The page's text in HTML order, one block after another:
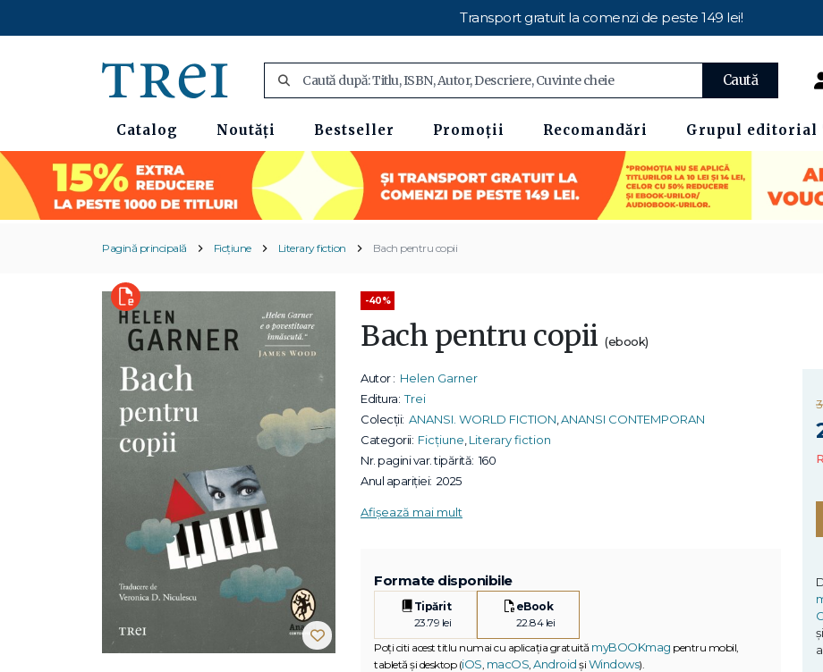
Transport gratuit la comenzi de peste 149 lei!
Caută
Catalog Noutăți Bestseller Promoții Recomandări Grupul editorial
Pagină principală Ficțiune Literary fiction Bach pentru copii
-40%
Bach pentru copii (ebook)
Autor : Helen Garner
Editura: Trei
Colecții: ANANSI. WORLD FICTION ANANSI CONTEMPORAN
Categorii: Ficțiune Literary fiction
Nr. pagini var. tipărită: 160
Anul apariției: 2025
Afișează mai mult
Formate disponibile
Tipărit
23.79 lei
eBook
22.84 lei
Poți citi acest titlu numai cu aplicația gratuită myBOOKmag pentru mobil,
tabletă și desktop (iOS macOS Android și Windows).